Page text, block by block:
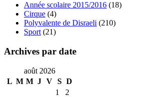
Année scolaire 2015/2016 (18)
Cirque (4)
Polyvalente de Disraeli (210)
Sport (21)
Archives par date
août 2026
L M M J V S D
1
2